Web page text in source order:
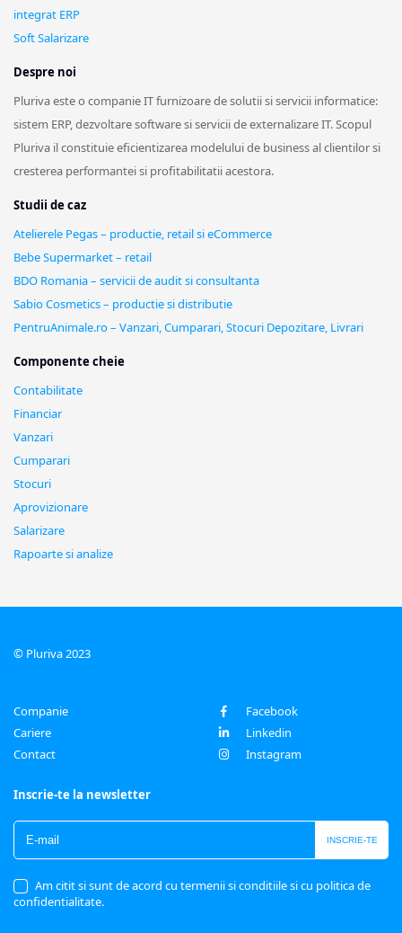
integrat ERP
Soft Salarizare
Despre noi
Pluriva este o companie IT furnizoare de solutii si servicii informatice:
sistem ERP, dezvoltare software si servicii de externalizare IT. Scopul
Pluriva il constituie eficientizarea modelului de business al clientilor si
cresterea performantei si profitabilitatii acestora.
Studii de caz
Atelierele Pegas – productie, retail si eCommerce
Bebe Supermarket – retail
BDO Romania – servicii de audit si consultanta
Sabio Cosmetics – productie si distributie
PentruAnimale.ro – Vanzari, Cumparari, Stocuri Depozitare, Livrari
Componente cheie
Contabilitate
Financiar
Vanzari
Cumparari
Stocuri
Aprovizionare
Salarizare
Rapoarte si analize
© Pluriva 2023
Companie
Cariere
Contact
Facebook
Linkedin
Instagram
Inscrie-te la newsletter
Am citit si sunt de acord cu termenii si conditiilesi cu politica de
confidentialitate.